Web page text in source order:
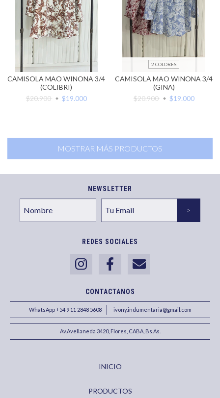
CAMISOLA MAO WINONA 3/4
(COLIBRI)
$20.900
$19.000
2 COLORES
CAMISOLA MAO WINONA 3/4
(GINA)
$20.900
$19.000
MOSTRAR MÁS PRODUCTOS
NEWSLETTER
REDES SOCIALES
CONTACTANOS
WhatsApp +54 9 11 2848 5608 ivony.indumentaria@gmail.com
Av.Avellaneda 3420, Flores, CABA, Bs.As.
INICIO
PRODUCTOS